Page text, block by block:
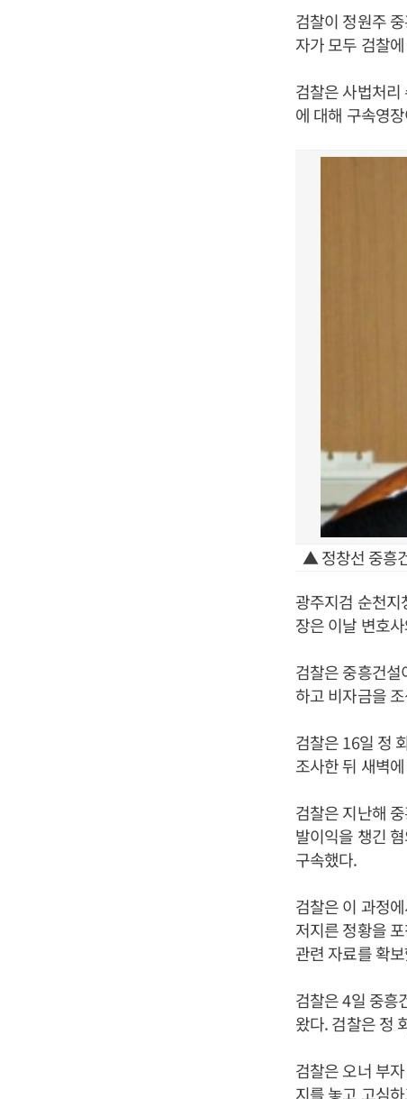
검찰이 정원주
자가 모두 검찰
검찰은 사법처
에 대해 구속영
▲ 정창선 중흥
광주지검 순천지
장은 이날 변호
검찰은 중흥건
하고 비자금을
검찰은 16일 정
조사한 뒤 새벽
검찰은 지난해
발이익을 챙긴
구속했다.
검찰은 이 과정
저지른 정황을
관련 자료를 확
검찰은 4일 중흥
왔다. 검찰은 정
검찰은 오너 부
지를 놓고 고심